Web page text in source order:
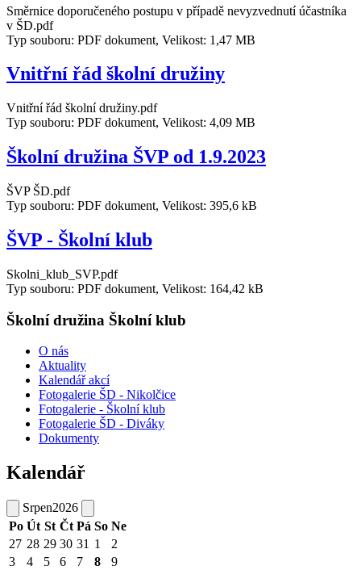
Směrnice doporučeného postupu v případě nevyzvednutí účastníka
v ŠD.pdf
Typ souboru: PDF dokument, Velikost: 1,47 MB
Vnitřní řád školní družiny
Vnitřní řád školní družiny.pdf
Typ souboru: PDF dokument, Velikost: 4,09 MB
Školní družina ŠVP od 1.9.2023
ŠVP ŠD.pdf
Typ souboru: PDF dokument, Velikost: 395,6 kB
ŠVP - Školní klub
Skolni_klub_SVP.pdf
Typ souboru: PDF dokument, Velikost: 164,42 kB
Školní družina Školní klub
O nás
Aktuality
Kalendář akcí
Fotogalerie ŠD - Nikolčice
Fotogalerie - Školní klub
Fotogalerie ŠD - Diváky
Dokumenty
Kalendář
Srpen2026
Po Út St Čt Pá So Ne
27 28 29 30 31 1
2
3
4 5 6 7 8
9